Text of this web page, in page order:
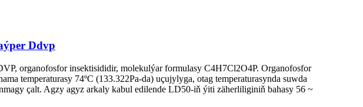
Ddvp
organofosfor insektisididir, molekulýar formulasy C4H7Cl2O4P. Organofosfor
temperaturasy 74ºC (133.322Pa-da) uçujylyga, otag temperaturasynda suwda
çalt. Agzy agyz arkaly kabul edilende LD50-iň ýiti zäherliliginiň bahasy 56 ~